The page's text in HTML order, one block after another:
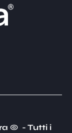
© - Tutti i